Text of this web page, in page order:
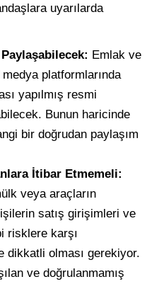
uyarılarda
Emlak ve
platformlarında
yapılmış resmi
Bunun haricinde
bir doğrudan paylaşım
İtibar Etmemeli:
veya araçların
satış girişimleri ve
risklere karşı
dikkatli olması gerekiyor.
ve doğrulanmamış